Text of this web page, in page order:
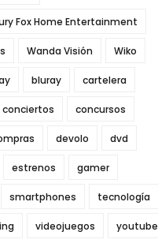
Fox Home Entertainment
Wanda Visión Wiko
bluray cartelera
conciertos concursos
devolo dvd
estrenos gamer
smartphones tecnología
videojuegos youtube